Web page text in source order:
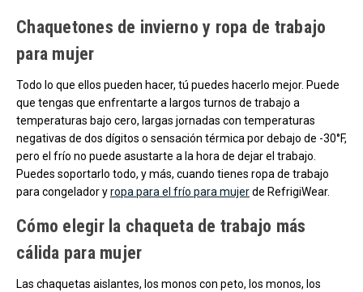
Chaquetones de invierno y ropa de trabajo
para mujer
Todo lo que ellos pueden hacer, tú puedes hacerlo mejor. Puede
que tengas que enfrentarte a largos turnos de trabajo a
temperaturas bajo cero, largas jornadas con temperaturas
negativas de dos dígitos o sensación térmica por debajo de -30°F,
pero el frío no puede asustarte a la hora de dejar el trabajo.
Puedes soportarlo todo, y más, cuando tienes ropa de trabajo
para congelador yropa para el frío para mujerde RefrigiWear.
Cómo elegir la chaqueta de trabajo más
cálida para mujer
Las chaquetas aislantes, los monos con peto, los monos, los